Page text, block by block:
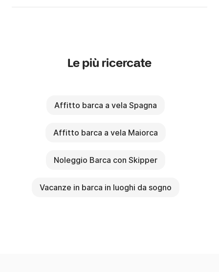
Le più ricercate
Affitto barca a vela Spagna
Affitto barca a vela Maiorca
Noleggio Barca con Skipper
Vacanze in barca in luoghi da sogno